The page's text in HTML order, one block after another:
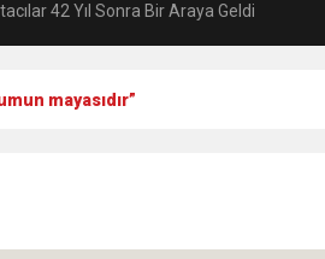
42 Yıl Sonra Bir Araya Geldi
mayasıdır”